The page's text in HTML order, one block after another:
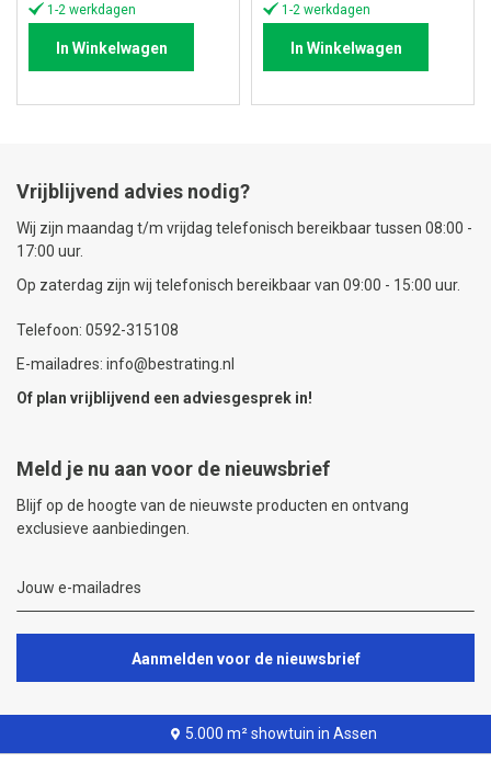
1-2 werkdagen
In Winkelwagen
1-2 werkdagen
In Winkelwagen
Vrijblijvend advies nodig?
Wij zijn maandag t/m vrijdag telefonisch bereikbaar tussen 08:00 -
17:00 uur.
Op zaterdag zijn wij telefonisch bereikbaar van 09:00 - 15:00 uur.
Telefoon: 0592-315108
E-mailadres: info@bestrating.nl
Of plan vrijblijvend een adviesgesprek in!
Meld je nu aan voor de nieuwsbrief
Blijf op de hoogte van de nieuwste producten en ontvang
exclusieve aanbiedingen.
Aanmelden voor de nieuwsbrief
5.000 m² showtuin in Assen